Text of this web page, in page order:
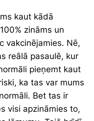
kaut kādā
zināms un
vakcinējamies. Nē,
reālā pasaulē, kur
pieņemt kaut
ka tas var mums
Bet tas ir
visi apzināmies to,